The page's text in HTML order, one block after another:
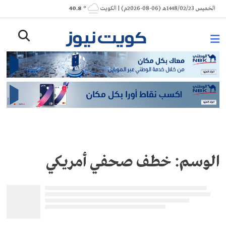
Skip
to
الخميس 1448/02/23هـ (06-08-2026م) | الكويت ° 40.8
الوسم: خطف صحفي أمريكي